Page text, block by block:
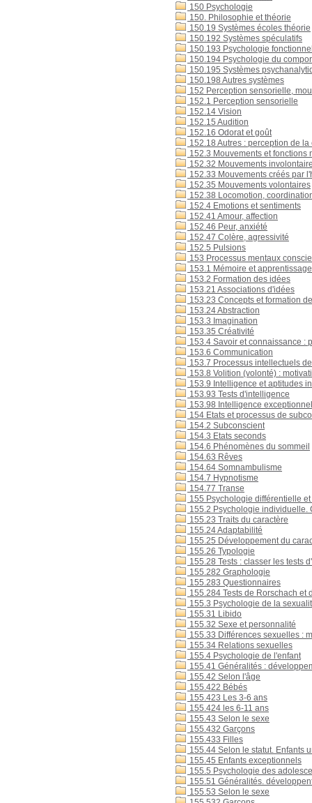
150 Psychologie
150. Philosophie et théorie
150.19 Systèmes écoles théorie
150.192 Systèmes spéculatifs
150.193 Psychologie
150.194 Psychologie du
150.195 Systèmes
150.198 Autres systèmes
152 Perception sensorielle,
152.1 Perception sensorielle
152.14 Vision
152.15 Audition
152.16 Odorat et goût
152.18 Autres : perception de
152.3 Mouvements et fonctions
152.32 Mouvements
152.33 Mouvements créés par
152.35 Mouvements volontaires
152.38 Locomotion,
152.4 Emotions et sentiments
152.41 Amour, affection
152.46 Peur, anxiété
152.47 Colère, agressivité
152.5 Pulsions
153 Processus mentaux
153.1 Mémoire et apprentissage
153.2 Formation des idées
153.21 Associations d'idées
153.23 Concepts et formation
153.24 Abstraction
153.3 Imagination
153.35 Créativité
153.4 Savoir et connaissance :
153.6 Communication
153.7 Processus intellectuels
153.8 Volition (volonté) :
153.9 Intelligence et aptitudes
153.93 Tests d'intelligence
153.98 Intelligence
154 Etats et processus de
154.2 Subconscient
154.3 Etats seconds
154.6 Phénomènes du sommeil
154.63 Rêves
154.64 Somnambulisme
154.7 Hypnotisme
154.77 Transe
155 Psychologie différentielle
155.2 Psychologie individuelle.
155.23 Traits du caractère
155.24 Adaptabilité
155.25 Développement du
155.26 Typologie
155.28 Tests : classer les tests
155.282 Graphologie
155.283 Questionnaires
155.284 Tests de Rorschach et
155.3 Psychologie de la
155.31 Libido
155.32 Sexe et personnalité
155.33 Différences sexuelles :
155.34 Relations sexuelles
155.4 Psychologie de l'enfant
155.41 Généralités :
155.42 Selon l'âge
155.422 Bébés
155.423 Les 3-6 ans
155.424 les 6-11 ans
155.43 Selon le sexe
155.432 Garçons
155.433 Filles
155.44 Selon le statut. Enfants
155.45 Enfants exceptionnels
155.5 Psychologie des
155.51 Généralités.
155.53 Selon le sexe